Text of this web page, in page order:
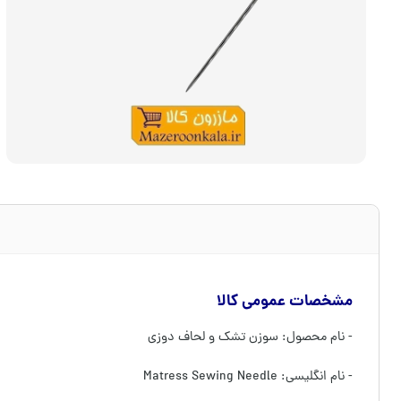
مشخصات عمومی کالا
- نام محصول: سوزن تشک و لحاف دوزی
- نام انگلیسی: Matress Sewing Needle